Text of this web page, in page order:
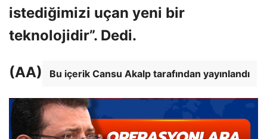
istediğimizi uçan yeni bir
teknolojidir”. Dedi.
(AA) Bu içerik Cansu Akalp tarafından yayınlandı